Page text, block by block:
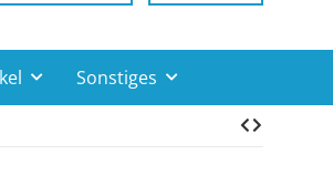
Sonstiges